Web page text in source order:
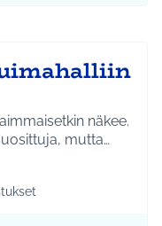
näkee.
mutta…
Tuusula
mukaan: Liikunta ja